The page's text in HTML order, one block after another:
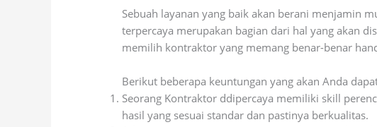
Sebuah layanan yang baik akan berani menjamin
terpercaya merupakan bagian dari hal yang akan
memilih kontraktor yang memang benar-benar
Berikut beberapa keuntungan yang akan Anda
Seorang Kontraktor ddipercaya memiliki skill
hasil yang sesuai standar dan pastinya berkualitas.